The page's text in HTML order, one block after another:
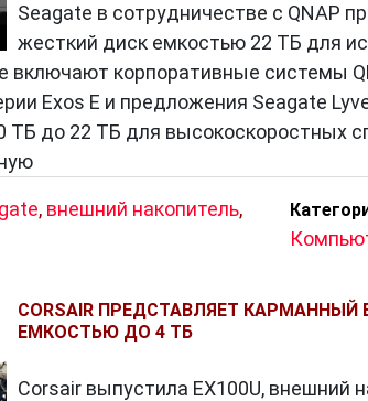
Seagate в сотрудничестве с QNAP
жесткий диск емкостью 22 ТБ для
включают корпоративные системы
Exos E и предложения Seagate
ТБ до 22 ТБ для высокоскоростных
, внешний накопитель,
CORSAIR ПРЕДСТАВЛЯЕТ КАРМАННЫЙ
ЕМКОСТЬЮ ДО 4 ТБ
Corsair выпустила EX100U, внешний